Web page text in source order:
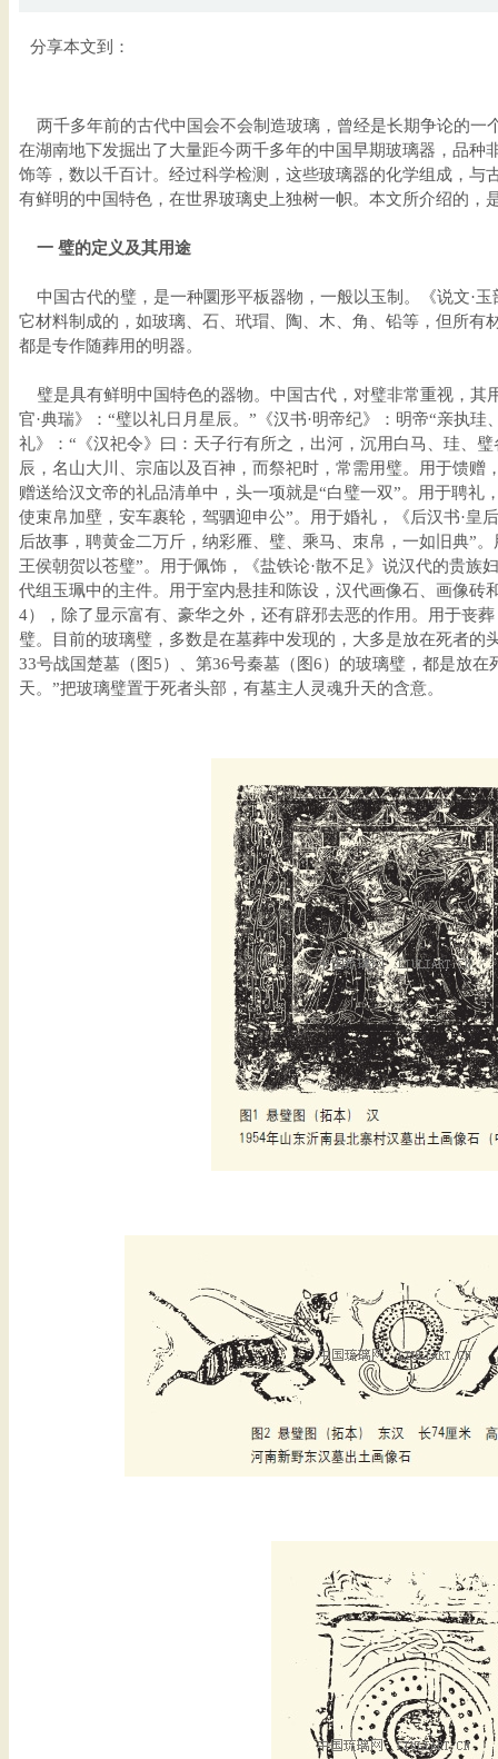
分享本文到：
两千多年前的古代中国会不会制造玻璃，曾经是长期争论的一
在湖南地下发掘出了大量距今两千多年的中国早期玻璃器，品种
饰等，数以千百计。经过科学检测，这些玻璃器的化学组成，与
有鲜明的中国特色，在世界玻璃史上独树一帜。本文所介绍的，
一 璧的定义及其用途
中国古代的璧，是一种圜形平板器物，一般以玉制。《说文·
它材料制成的，如玻璃、石、玳瑁、陶、木、角、铅等，但所有
都是专作随葬用的明器。
璧是具有鲜明中国特色的器物。中国古代，对璧非常重视，其
官·典瑞》：“璧以礼日月星辰。”《汉书·明帝纪》：明帝“亲执珪
礼》：“《汉祀令》曰：天子行有所之，出河，沉用白马、珪、
辰，名山大川、宗庙以及百神，而祭祀时，常需用璧。用于馈赠
赠送给汉文帝的礼品清单中，头一项就是“白璧一双”。用于聘礼
使束帛加壁，安车裹轮，驾驷迎申公”。用于婚礼，《后汉书·皇
后故事，聘黄金二万斤，纳彩雁、璧、乘马、朿帛，一如旧典”
王侯朝贺以苍璧”。用于佩饰，《盐铁论·散不足》说汉代的贵族
代组玉珮中的主件。用于室内悬挂和陈设，汉代画像石、画像砖
4），除了显示富有、豪华之外，还有辟邪去恶的作用。用于丧
璧。目前的玻璃璧，多数是在墓葬中发现的，大多是放在死者的
33号战国楚墓（图5）、第36号秦墓（图6）的玻璃璧，都是放
天。”把玻璃璧置于死者头部，有墓主人灵魂升天的含意。